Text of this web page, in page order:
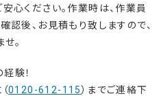
心ください。作業時は、作業員
認後、お見積もり致しますので、
。
験！
0120-612-115）までご連絡下